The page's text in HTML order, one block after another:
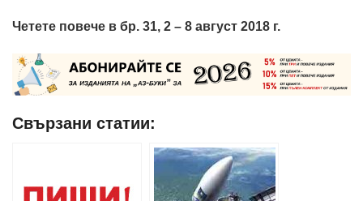
Четете повече в бр. 31, 2 – 8 август 2018 г.
Свързани статии: